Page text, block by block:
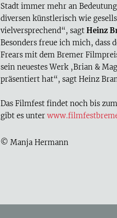
Stadt immer mehr an
diversen künstlerisch wie
vielversprechend“, sagt Heinz
Besonders freue ich mich, dass
Frears mit dem Bremer
sein neuestes Werk ‚Brian &
präsentiert hat“, sagt Heinz
Das Filmfest findet noch bis
gibt es unter
© Manja Hermann